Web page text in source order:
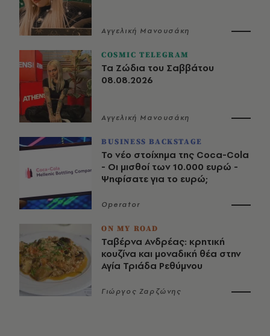
Αγγελική Μανουσάκη
COSMIC TELEGRAM
Τα Ζώδια του Σαββάτου
08.08.2026
Αγγελική Μανουσάκη
BUSINESS BACKSTAGE
Το νέο στοίχημα της Coca-Cola
- Οι μισθοί των 10.000 ευρώ -
Ψηφίσατε για το ευρώ;
Operator
ON MY ROAD
Ταβέρνα Ανδρέας: κρητική
κουζίνα και μοναδική θέα στην
Αγία Τριάδα Ρεθύμνου
Γιώργος Ζαρζώνης